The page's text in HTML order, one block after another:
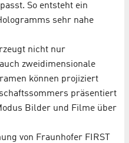
So entsteht ein
sehr nahe
nicht nur
zweidimensionale
können projiziert
präsentiert
Bilder und Filme über
von Fraunhofer FIRST